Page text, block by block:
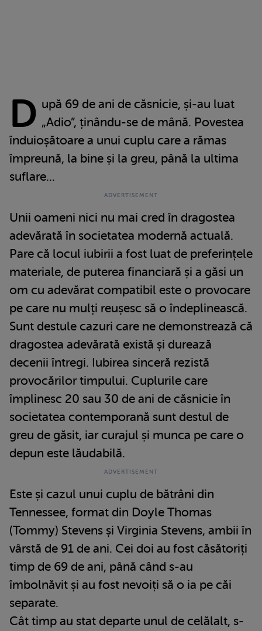
D upă 69 de ani de căsnicie, și-au luat
„Adio”, ținându-se de mână. Povestea
înduioșătoare a unui cuplu care a rămas
împreună, la bine și la greu, până la ultima
suflare...
Unii oameni nici nu mai cred în dragostea
adevărată în societatea modernă actuală.
Pare că locul iubirii a fost luat de preferințele
materiale, de puterea financiară și a găsi un
om cu adevărat compatibil este o provocare
pe care nu mulți reușesc să o îndeplinească.
Sunt destule cazuri care ne demonstrează că
dragostea adevărată există și durează
decenii întregi. Iubirea sinceră rezistă
provocărilor timpului. Cuplurile care
împlinesc 20 sau 30 de ani de căsnicie în
societatea contemporană sunt destul de
greu de găsit, iar curajul și munca pe care o
depun este lăudabilă.
Este și cazul unui cuplu de bătrâni din
Tennessee, format din Doyle Thomas
(Tommy) Stevens și Virginia Stevens, ambii în
vârstă de 91 de ani. Cei doi au fost căsătoriți
timp de 69 de ani, până când s-au
îmbolnăvit și au fost nevoiți să o ia pe căi
separate.
Cât timp au stat departe unul de celălalt, s-